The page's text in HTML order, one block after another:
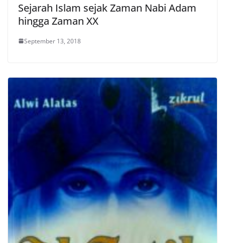
Sejarah Islam sejak Zaman Nabi Adam
hingga Zaman XX
September 13, 2018